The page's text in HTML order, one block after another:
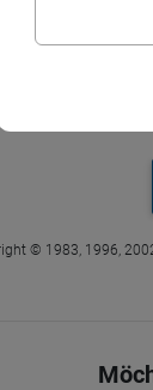
von
© 1983, 1996,